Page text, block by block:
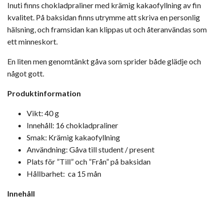
Inuti finns chokladpraliner med krämig kakaofyllning av fin
kvalitet. På baksidan finns utrymme att skriva en personlig
hälsning, och framsidan kan klippas ut och återanvändas som
ett minneskort.
En liten men genomtänkt gåva som sprider både glädje och
något gott.
Produktinformation
Vikt: 40 g
Innehåll: 16 chokladpraliner
Smak: Krämig kakaofyllning
Användning: Gåva till student / present
Plats för ”Till” och ”Från” på baksidan
Hållbarhet: ca 15 mån
Innehåll